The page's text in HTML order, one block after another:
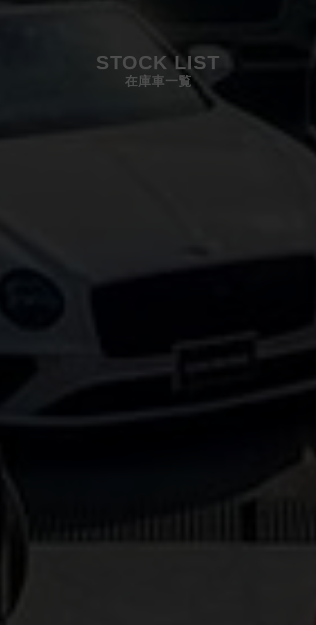
STOCK LIST
在庫車一覧